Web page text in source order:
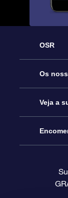
OSR
Serviço
O Blog
Os
Prenda
Pacote
O
Veja a
Registo
Página